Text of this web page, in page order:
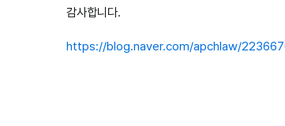
감사합니다.
​https://blog.naver.com/apchlaw/